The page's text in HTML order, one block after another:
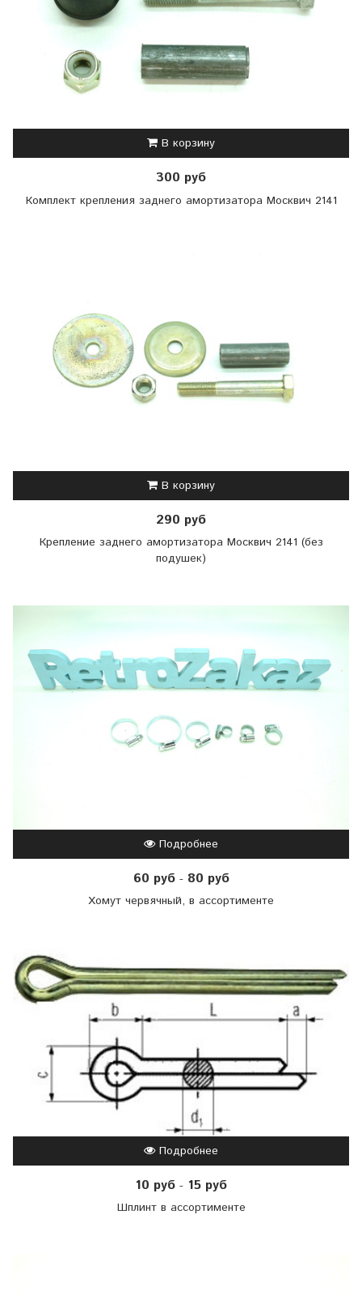
В корзину
300 руб
Комплект крепления заднего амортизатора Москвич 2141
В корзину
290 руб
Крепление заднего амортизатора Москвич 2141 (без
подушек)
Подробнее
60 руб- 80 руб
Хомут червячный, в ассортименте
Подробнее
10 руб - 15 руб
Шплинт в ассортименте